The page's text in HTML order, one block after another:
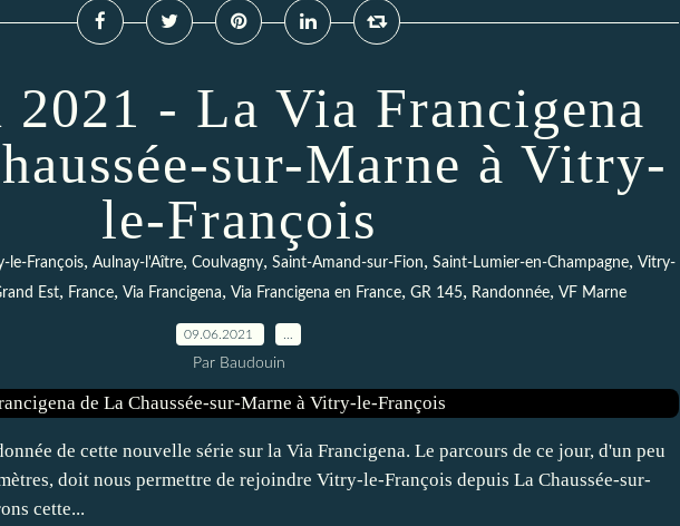
- La Via Francigena
sur-Marne à Vitry-
le-François
le-François, Aulnay-l'Aître, Coulvagny, Saint-Amand-sur-Fion, Saint-Lumier-en-Champagne, Vitry-
Est, France, Via Francigena, Via Francigena en France, GR 145, Randonnée, VF Marne
09.06.2021
Par Baudouin
de cette nouvelle série sur la Via Francigena. Le parcours de ce jour, d'un peu
doit nous permettre de rejoindre Vitry-le-François depuis La Chaussée-sur-
cette...